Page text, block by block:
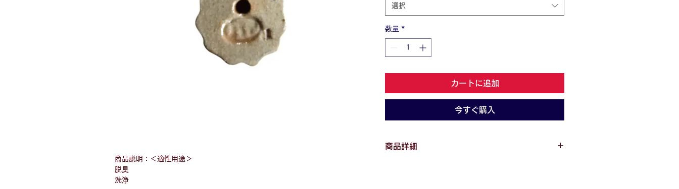
商品説明：＜適性用途＞
脱臭
洗浄
選択
数量 *
カートに追加
今すぐ購入
商品詳細